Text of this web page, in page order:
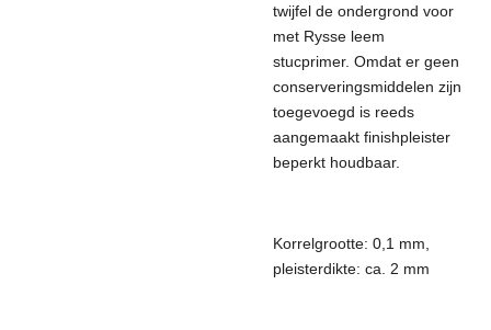
twijfel de ondergrond voor
met Rysse leem
stucprimer. Omdat er geen
conserveringsmiddelen zijn
toegevoegd is reeds
aangemaakt finishpleister
beperkt houdbaar.
Korrelgrootte: 0,1 mm,
pleisterdikte: ca. 2 mm